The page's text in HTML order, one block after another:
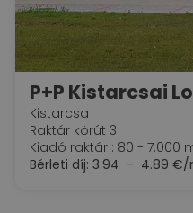
P+P Kistarcsai
Kistarcsa
Raktár körút 3.
Kiadó raktár : 80 - 7.000
Bérleti díj: 3.94 - 4.89 €/